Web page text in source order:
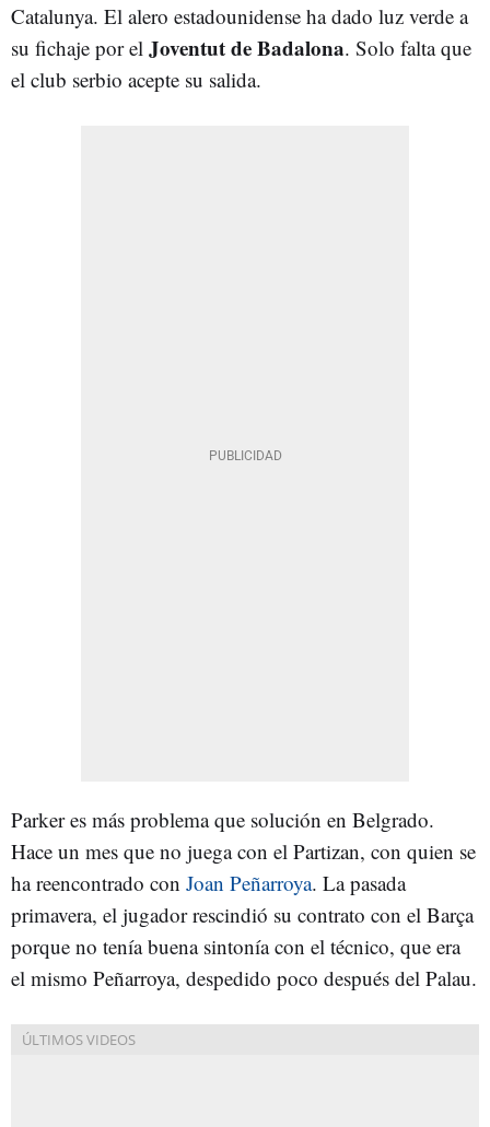
Catalunya. El alero estadounidense ha dado luz verde a
su fichaje por el Joventut de Badalona. Solo falta que
el club serbio acepte su salida.
Parker es más problema que solución en Belgrado.
Hace un mes que no juega con el Partizan, con quien se
ha reencontrado con Joan Peñarroya. La pasada
primavera, el jugador rescindió su contrato con el Barça
porque no tenía buena sintonía con el técnico, que era
el mismo Peñarroya, despedido poco después del Palau.